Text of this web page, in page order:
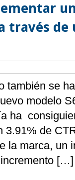
través de
también se
modelo
ha
3.91% de
la marca, un
[…]